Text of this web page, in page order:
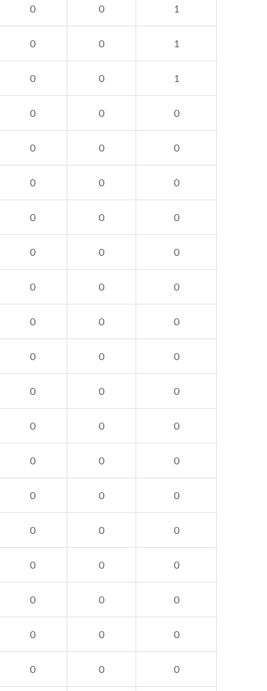
0 0 1
0 0 1
0 0 1
0 0 0
0 0 0
0 0 0
0 0 0
0 0 0
0 0 0
0 0 0
0 0 0
0 0 0
0 0 0
0 0 0
0 0 0
0 0 0
0 0 0
0 0 0
0 0 0
0 0 0